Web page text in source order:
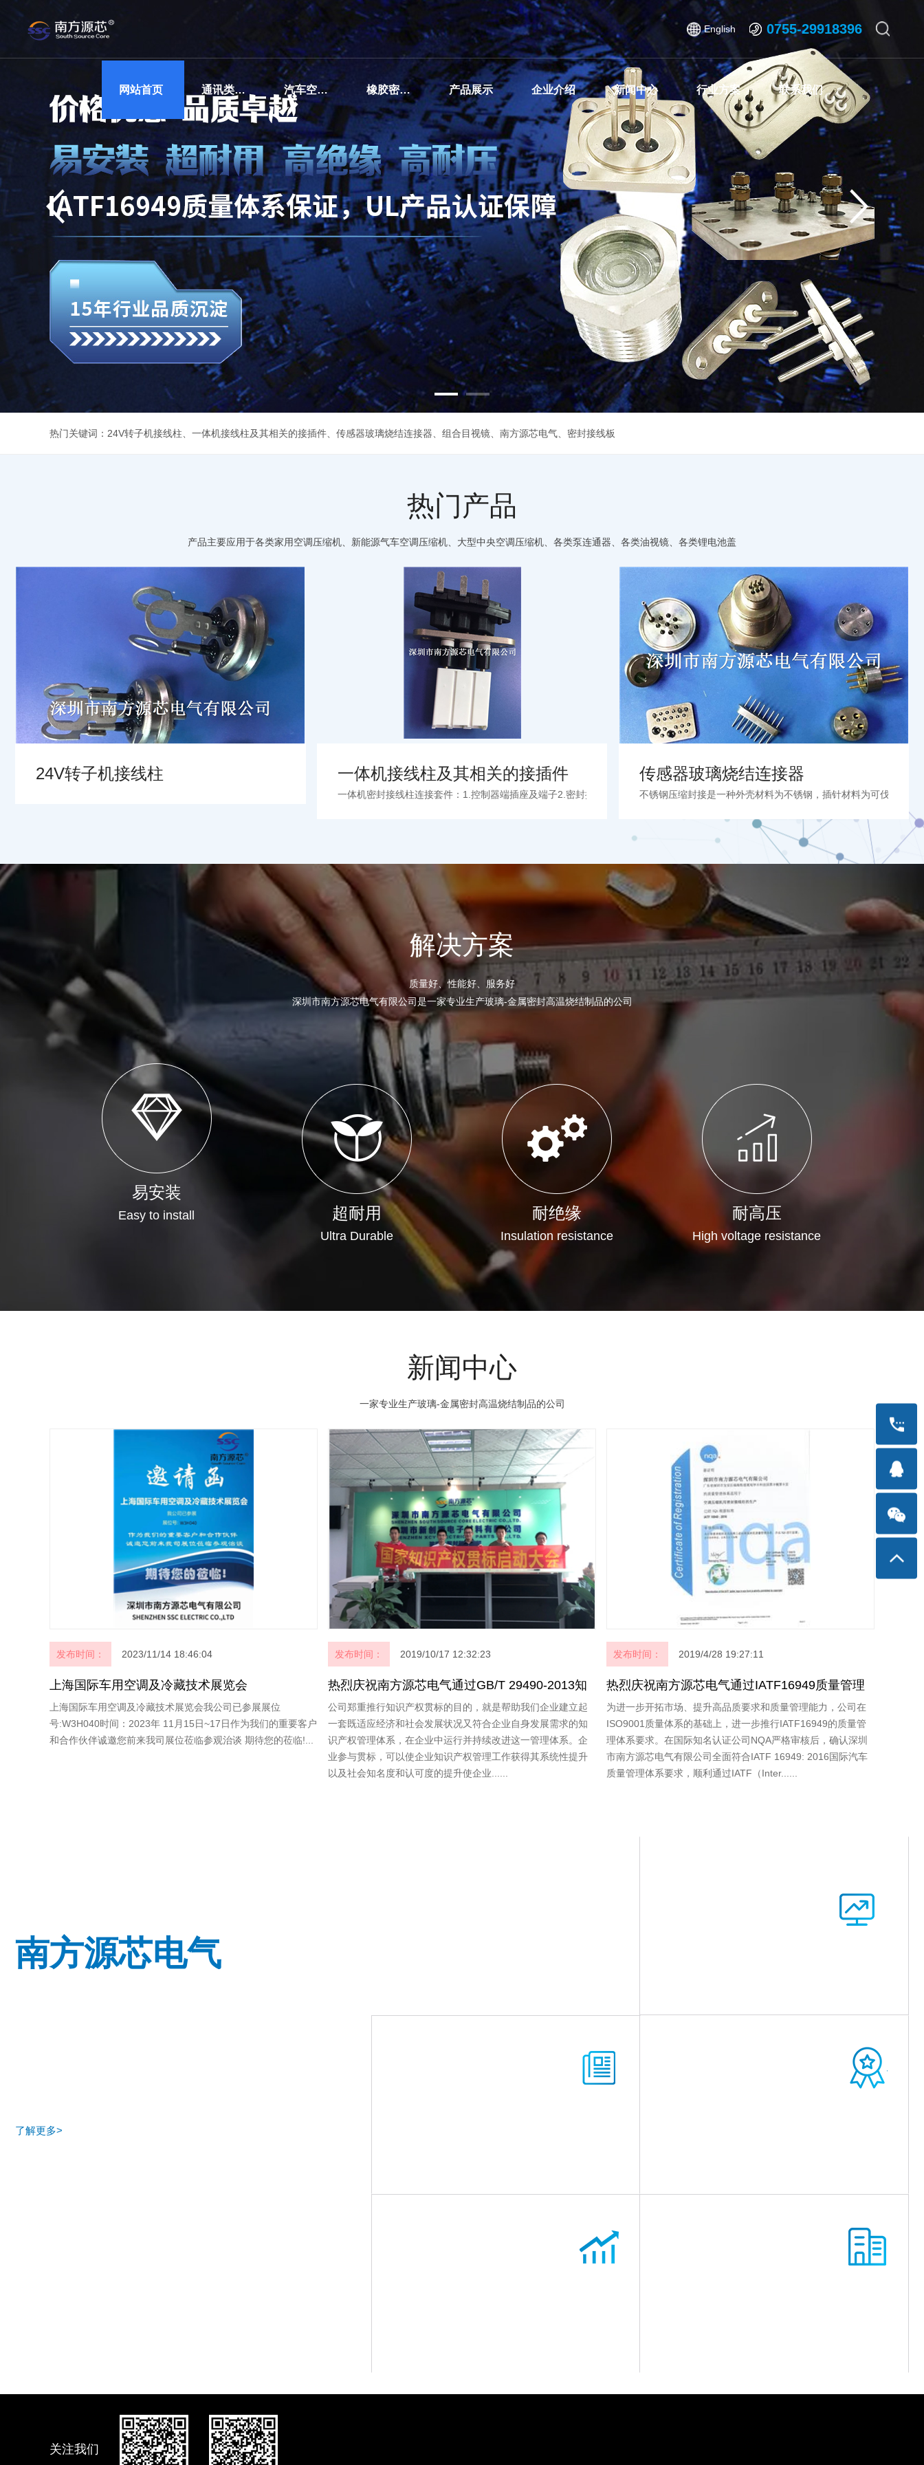
0755-29918396
English
网站首页 通讯类传感器玻璃烧结基座 汽车空调压缩机密封接线柱 橡胶密封接线柱 产品展示 企业介绍 新闻中心 行业方案 联系我们
热门关键词： 24V转子机接线柱 一体机接线柱及其相关的接插件 传感器玻璃烧结连接器 组合目视镜 南方源芯电气 密封接线板
热门产品
产品主要应用于各类家用空调压缩机、新能源气车空调压缩机、大型中央空调压缩机、各类泵连通器、各类油视镜、各类锂电池盖
24V转子机接线柱 一体机接线柱及其相关的接插件
一体机密封接线柱连接套件：1.控制器端插座及端子2.密封接线柱3.电机端插座及端子4.应用电压等级：72V-540V5.应用电流等级：最大
传感器玻璃烧结连接器
不锈钢压缩封接是一种外壳材料为不锈钢，插针材料为可伐合金
解决方案
质量好、性能好、服务好
深圳市南方源芯电气有限公司是一家专业生产玻璃-金属密封高温烧结制品的公司
易安装
Easy to install 超耐用
Ultra Durable
耐绝缘
Insulation resistance
耐高压
High voltage resistance
新闻中心
一家专业生产玻璃-金属密封高温烧结制品的公司
发布时间： 2023/11/14 18:46:04
上海国际车用空调及冷藏技术展览会
上海国际车用空调及冷藏技术展览会我公司已参展展位
号:W3H040时间：2023年 11月15日~17日作为我们的重要客户
和合作伙伴诚邀您前来我司展位莅临参观治谈 期待您的莅临!...
发布时间： 2019/10/17 12:32:23
热烈庆祝南方源芯电气通过GB/T 29490-2013知
识产权管理体认证
公司郑重推行知识产权贯标的目的，就是帮助我们企业建立起
一套既适应经济和社会发展状况又符合企业自身发展需求的知
识产权管理体系，在企业中运行并持续改进这一管理体系。企
业参与贯标，可以使企业知识产权管理工作获得其系统性提升
以及社会知名度和认可度的提升使企业......
发布时间： 2019/4/28 19:27:11
热烈庆祝南方源芯电气通过IATF16949质量管理
体系认证
为进一步开拓市场、提升高品质要求和质量管理能力，公司在
ISO9001质量体系的基础上，进一步推行IATF16949的质量管
理体系要求。在国际知名认证公司NQA严格审核后，确认深圳
市南方源芯电气有限公司全面符合IATF 16949: 2016国际汽车
质量管理体系要求，顺利通过IATF（Inter......
ABOUT US
南方源芯电气
据客户要求，设计从小功率电机用的连通器到大型商业电
了解更多>
关注我们